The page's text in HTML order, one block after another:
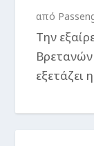
από
Την
εξετάζει